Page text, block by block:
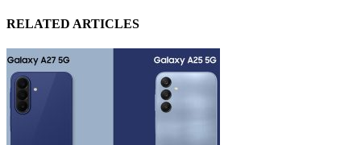
RELATED ARTICLES